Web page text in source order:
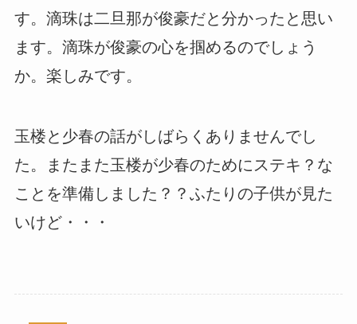
す。滴珠は二旦那が俊豪だと分かったと思い
ます。滴珠が俊豪の心を掴めるのでしょう
か。楽しみです。
玉楼と少春の話がしばらくありませんでし
た。またまた玉楼が少春のためにステキ？な
ことを準備しました？？ふたりの子供が見た
いけど・・・